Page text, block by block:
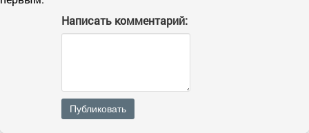
Написать комментарий:
Публиковать